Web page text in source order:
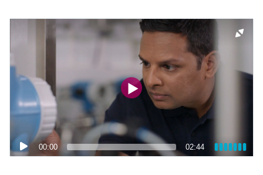
00:00 02:44